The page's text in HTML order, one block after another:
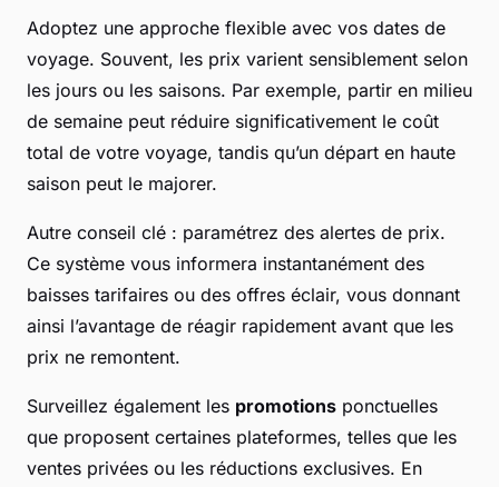
Adoptez une approche flexible avec vos dates de
voyage. Souvent, les prix varient sensiblement selon
les jours ou les saisons. Par exemple, partir en milieu
de semaine peut réduire significativement le coût
total de votre voyage, tandis qu’un départ en haute
saison peut le majorer.
Autre conseil clé : paramétrez des alertes de prix.
Ce système vous informera instantanément des
baisses tarifaires ou des offres éclair, vous donnant
ainsi l’avantage de réagir rapidement avant que les
prix ne remontent.
Surveillez également les promotions ponctuelles
que proposent certaines plateformes, telles que les
ventes privées ou les réductions exclusives. En